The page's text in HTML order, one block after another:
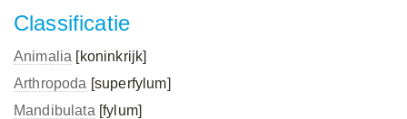
Classificatie
Animalia [koninkrijk]
Arthropoda [superfylum]
Mandibulata [fylum]